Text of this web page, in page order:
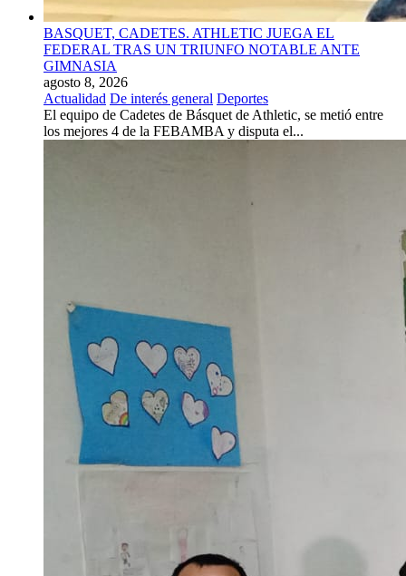
BASQUET, CADETES. ATHLETIC JUEGA EL
FEDERAL TRAS UN TRIUNFO NOTABLE ANTE
GIMNASIA
agosto 8, 2026
Actualidad De interés general Deportes
El equipo de Cadetes de Básquet de Athletic, se metió entre
los mejores 4 de la FEBAMBA y disputa el...